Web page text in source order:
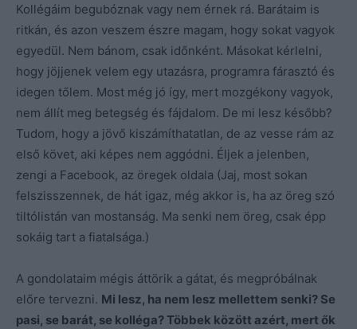
Kollégáim begubóznak vagy nem érnek rá. Barátaim is
ritkán, és azon veszem észre magam, hogy sokat vagyok
egyedül. Nem bánom, csak időnként. Másokat kérlelni,
hogy jöjjenek velem egy utazásra, programra fárasztó és
idegen tőlem. Most még jó így, mert mozgékony vagyok,
nem állít meg betegség és fájdalom. De mi lesz később?
Tudom, hogy a jövő kiszámíthatatlan, de az vesse rám az
első követ, aki képes nem aggódni. Éljek a jelenben,
zengi a Facebook, az öregek oldala (Jaj, most sokan
felszisszennek, de hát igaz, még akkor is, ha az öreg szó
tiltólistán van mostanság. Ma senki nem öreg, csak épp
sokáig tart a fiatalsága.)
A gondolataim mégis áttörik a gátat, és megpróbálnak
előre tervezni. Mi lesz, ha nem lesz mellettem senki? Se
pasi, se barát, se kolléga? Többek között azért, mert ők